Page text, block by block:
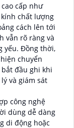
cấp như
chất lượng
cách lên tới
vẫn rõ ràng và
yếu. Đồng thời,
chuyển
đầu ghi khi
và giám sát
công nghệ
dùng dễ dàng
di động hoặc